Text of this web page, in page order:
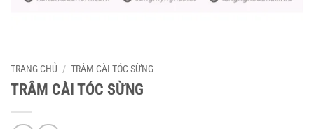
TRANG CHỦ / TRÂM CÀI TÓC SỪNG
TRÂM CÀI TÓC SỪNG